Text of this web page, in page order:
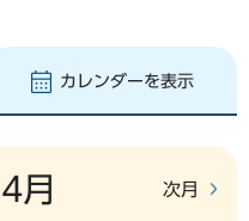
カレンダーを表示
4月 次月